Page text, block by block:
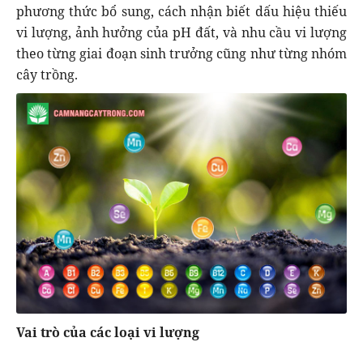
phương thức bổ sung, cách nhận biết dấu hiệu thiếu
vi lượng, ảnh hưởng của pH đất, và nhu cầu vi lượng
theo từng giai đoạn sinh trưởng cũng như từng nhóm
cây trồng.
Vai trò của các loại vi lượng